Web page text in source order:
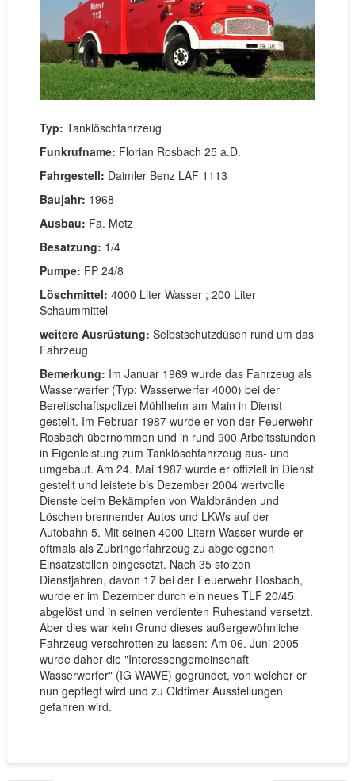
Typ: Tanklöschfahrzeug
Funkrufname: Florian Rosbach 25 a.D.
Fahrgestell: Daimler Benz LAF 1113
Baujahr: 1968
Ausbau: Fa. Metz
Besatzung: 1/4
Pumpe: FP 24/8
Löschmittel: 4000 Liter Wasser ; 200 Liter
Schaummittel
weitere Ausrüstung: Selbstschutzdüsen rund um das
Fahrzeug
Bemerkung: Im Januar 1969 wurde das Fahrzeug als
Wasserwerfer (Typ: Wasserwerfer 4000) bei der
Bereitschaftspolizei Mühlheim am Main in Dienst
gestellt. Im Februar 1987 wurde er von der Feuerwehr
Rosbach übernommen und in rund 900 Arbeitsstunden
in Eigenleistung zum Tanklöschfahrzeug aus- und
umgebaut. Am 24. Mai 1987 wurde er offiziell in Dienst
gestellt und leistete bis Dezember 2004 wertvolle
Dienste beim Bekämpfen von Waldbränden und
Löschen brennender Autos und LKWs auf der
Autobahn 5. Mit seinen 4000 Litern Wasser wurde er
oftmals als Zubringerfahrzeug zu abgelegenen
Einsatzstellen eingesetzt. Nach 35 stolzen
Dienstjahren, davon 17 bei der Feuerwehr Rosbach,
wurde er im Dezember durch ein neues TLF 20/45
abgelöst und in seinen verdienten Ruhestand versetzt.
Aber dies war kein Grund dieses außergewöhnliche
Fahrzeug verschrotten zu lassen: Am 06. Juni 2005
wurde daher die "Interessengemeinschaft
Wasserwerfer" (IG WAWE) gegründet, von welcher er
nun gepflegt wird und zu Oldtimer Ausstellungen
gefahren wird.